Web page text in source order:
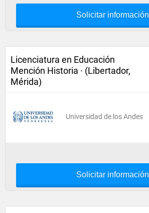
Solicitar información
Licenciatura en Educación
Mención Historia · (Libertador,
Mérida)
Universidad de los Andes
Solicitar información